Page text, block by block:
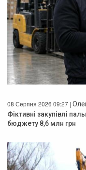
08 Серпня 2026 09:27 |
Фіктивні закупівлі
бюджету 8,6 млн грн